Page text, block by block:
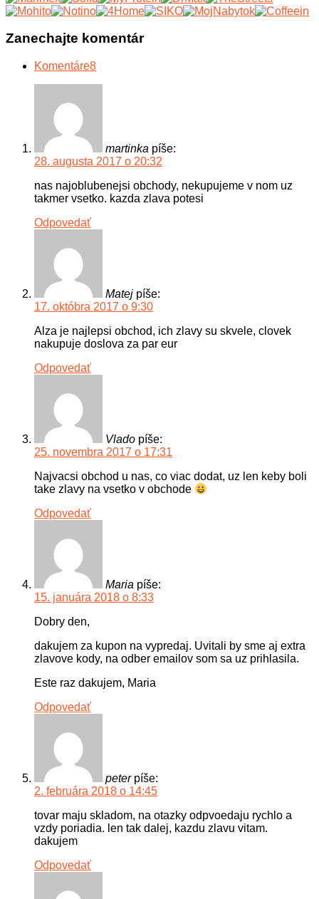
Zanechajte komentár
Komentáre8
martinka píše:
28. augusta 2017 o 20:32
nas najoblubenejsi obchody, nekupujeme v nom uz
takmer vsetko. kazda zlava potesi
Odpovedať
Matej píše:
17. októbra 2017 o 9:30
Alza je najlepsi obchod, ich zlavy su skvele, clovek
nakupuje doslova za par eur
Odpovedať
Vlado píše:
25. novembra 2017 o 17:31
Najvacsi obchod u nas, co viac dodat, uz len keby boli
take zlavy na vsetko v obchode
Odpovedať
Maria píše:
15. januára 2018 o 8:33
Dobry den,
dakujem za kupon na vypredaj. Uvitali by sme aj extra
zlavove kody, na odber emailov som sa uz prihlasila.
Este raz dakujem, Maria
Odpovedať
peter píše:
2. februára 2018 o 14:45
tovar maju skladom, na otazky odpvoedaju rychlo a
vzdy poriadia. len tak dalej, kazdu zlavu vitam.
dakujem
Odpovedať